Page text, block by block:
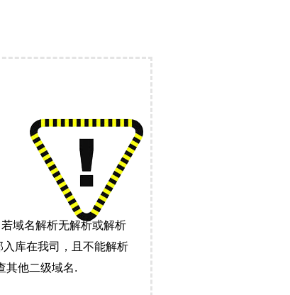
域名解析无解析或解析
库在我司，且不能解析
其他二级域名.